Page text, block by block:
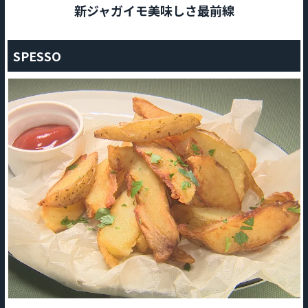
新ジャガイモ美味しさ最前線
SPESSO